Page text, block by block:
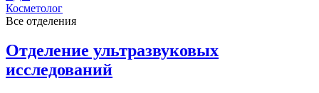
Косметолог
Все отделения
Отделение ультразвуковых
исследований